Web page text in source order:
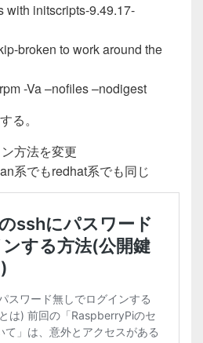
with initscripts-9.49.17-
broken to work around the
-Va –nofiles –nodigest
る。
方法を変更
系でもredhat系でも同じ